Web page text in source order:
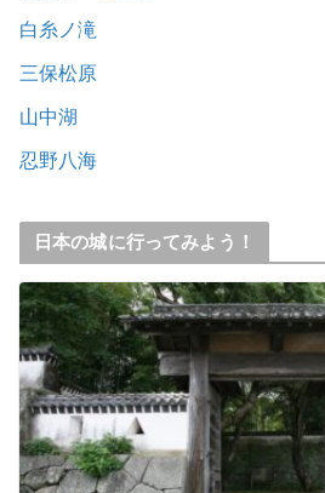
白糸ノ滝
三保松原
山中湖
忍野八海
日本の城に行ってみよう！